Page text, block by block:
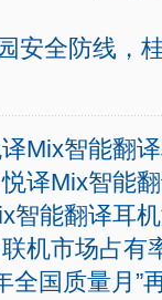
安全防线，
Mix智能翻
译Mix智能
智能翻译耳
机市场占有
全国质量月”